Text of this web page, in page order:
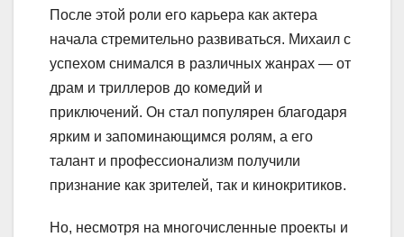
После этой роли его карьера как актера
начала стремительно развиваться. Михаил с
успехом снимался в различных жанрах — от
драм и триллеров до комедий и
приключений. Он стал популярен благодаря
ярким и запоминающимся ролям, а его
талант и профессионализм получили
признание как зрителей, так и кинокритиков.
Но, несмотря на многочисленные проекты и